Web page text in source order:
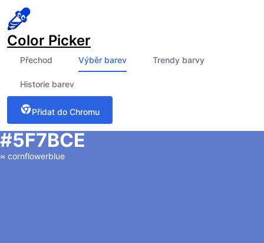
Color Picker
Přechod Výběr barev Trendy barvy
Historie barev
Přidat do Chromu
#5F7BCE
≈ cornflowerblue